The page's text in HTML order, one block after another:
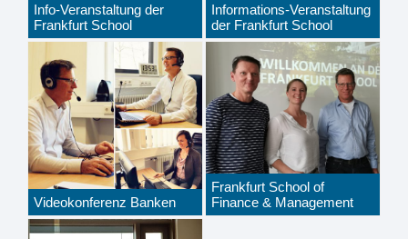
Info-Veranstaltung der
Frankfurt School
Informations-Veranstaltung
der Frankfurt School
Videokonferenz Banken
Frankfurt School of
Finance & Management